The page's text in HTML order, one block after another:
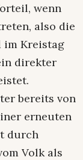
wenn
also die
im Kreistag
direkter
bereits von
erneuten
durch
Volk als